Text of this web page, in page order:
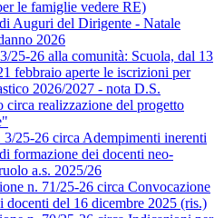
le famiglie vedere RE)
Auguri del Dirigente - Natale
2026
25-26 alla comunità: Scuola, dal 13
febbraio aperte le iscrizioni per
2026/2027 - nota D.S.
circa realizzazione del progetto
3/25-26 circa Adempimenti inerenti
formazione dei docenti neo-
a.s. 2025/26
n. 71/25-26 circa Convocazione
docenti del 16 dicembre 2025 (ris.)